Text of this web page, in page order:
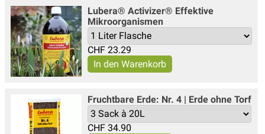
Lubera® Activizer® Effektive
Mikroorganismen
CHF 23.29
Fruchtbare Erde: Nr. 4 | Erde ohne Torf
CHF 34.90